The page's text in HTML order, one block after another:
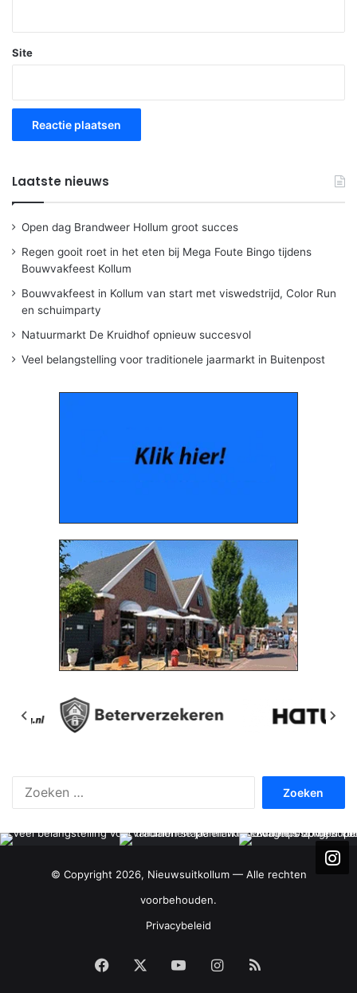
Site
Laatste nieuws
Open dag Brandweer Hollum groot succes
Regen gooit roet in het eten bij Mega Foute Bingo tijdens
Bouwvakfeest Kollum
Bouwvakfeest in Kollum van start met viswedstrijd, Color Run
en schuimparty
Natuurmarkt De Kruidhof opnieuw succesvol
Veel belangstelling voor traditionele jaarmarkt in Buitenpost
© Copyright 2026, Nieuwsuitkollum — Alle rechten
voorbehouden.
Privacybeleid
Facebook YouTubeInstagram
RSS